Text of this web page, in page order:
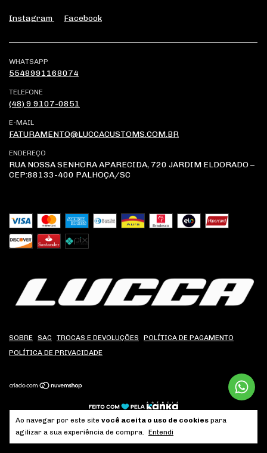
Ao navegar por este site você aceita o uso de cookies para
agilizar a sua experiência de compra. Entendi
Instagram Facebook
WHATSAPP
5548991168074
TELEFONE
(48) 9 9107-0851
E-MAIL
FATURAMENTO@LUCCACUSTOMS.COM.BR
ENDEREÇO
RUA NOSSA SENHORA APARECIDA, 720 JARDIM ELDORADO –
CEP:88133-400 PALHOÇA/SC
SOBRE SAC TROCAS E DEVOLUÇÕES
POLÍTICA DE PAGAMENTO
POLÍTICA DE PRIVACIDADE
Copyright Lucca Customs - 09356928000188 - 2026. Todos os direitos